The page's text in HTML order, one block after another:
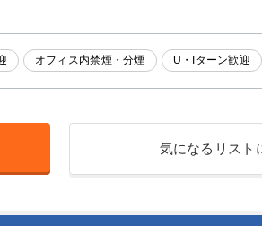
オフィス内禁煙・分煙 U・Iターン歓迎
気になるリスト